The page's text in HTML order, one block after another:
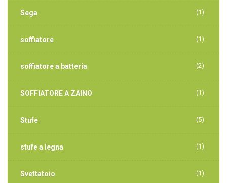
Sega (1)
soffiatore (1)
soffiatore a batteria (2)
SOFFIATORE A ZAINO (1)
Stufe (5)
stufe a legna (1)
Svettatoio (1)